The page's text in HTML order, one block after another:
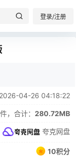
登录/注册
2026-04-26 04:18:22
，合计： 280.72MB
夸克网盘
10积分